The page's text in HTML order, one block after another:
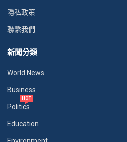
隱私政策
聯繫我們
新聞分類
World News
Business
Politics
HOT
Education